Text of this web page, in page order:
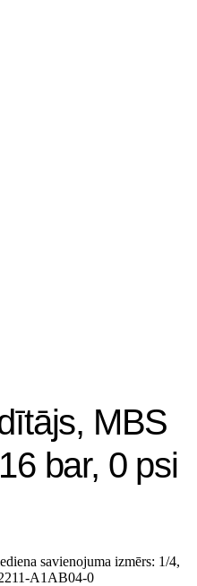
MBS
bar, 0 psi
savienojuma izmērs: 1/4,
A1AB04-0